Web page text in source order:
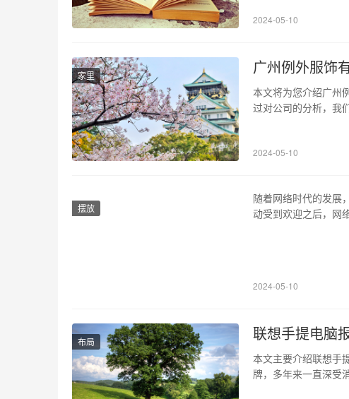
在硬度和重…
2024-05-10
家里 广州例外服饰
本文将为您介绍广州
过对公司的分析，我
了自己的地位，成为
2024-05-10
摆放
随着网络时代的发展
动受到欢迎之后，网
2024-05-10
布局 联想手提电脑
本文主要介绍联想手
牌，多年来一直深受